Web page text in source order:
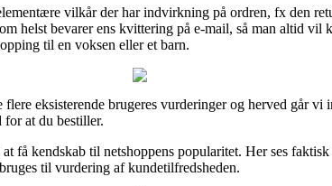
vilkår der har indvirkning på ordren, fx den
helst bevarer ens kvittering på e-mail, så man altid
til en voksen eller et barn.
eksisterende brugeres vurderinger og herved går vi
at du bestiller.
få kendskab til netshoppens popularitet. Her ses
til vurdering af kundetilfredsheden.